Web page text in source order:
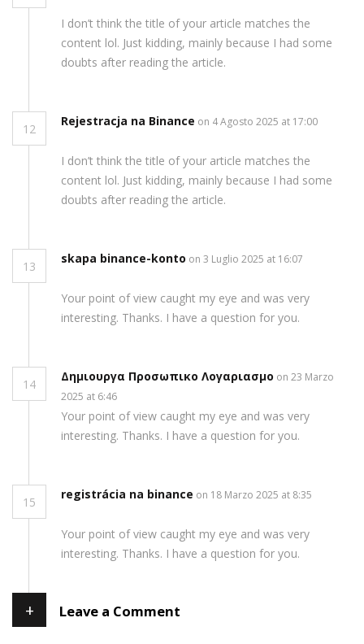
I don’t think the title of your article matches the
content lol. Just kidding, mainly because I had some
doubts after reading the article.
12
Rejestracja na Binance on 4 Agosto 2025 at 17:00
I don’t think the title of your article matches the
content lol. Just kidding, mainly because I had some
doubts after reading the article.
13
skapa binance-konto on 3 Luglio 2025 at 16:07
Your point of view caught my eye and was very
interesting. Thanks. I have a question for you.
14
Δημιουργα Προσωπικο Λογαριασμο on 23 Marzo
2025 at 6:46
Your point of view caught my eye and was very
interesting. Thanks. I have a question for you.
15
registrácia na binance on 18 Marzo 2025 at 8:35
Your point of view caught my eye and was very
interesting. Thanks. I have a question for you.
+ Leave a Comment